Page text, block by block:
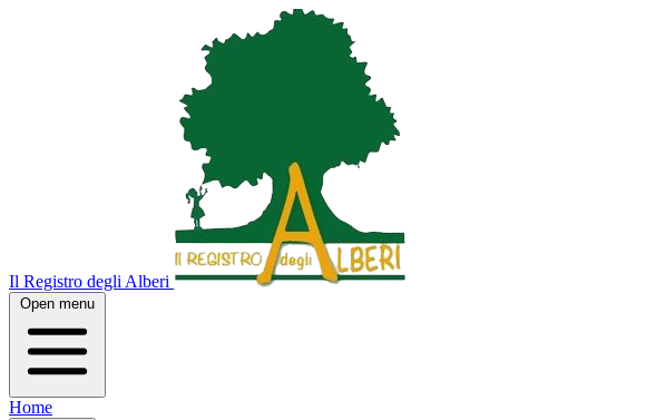
Il Registro degli Alberi
Open menu
Home